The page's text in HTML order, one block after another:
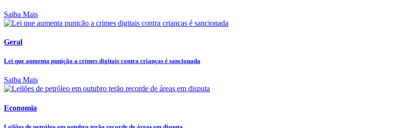
Saiba Mais
Geral
Lei que aumenta punição a crimes digitais contra crianças é sancionada
Saiba Mais
Economia